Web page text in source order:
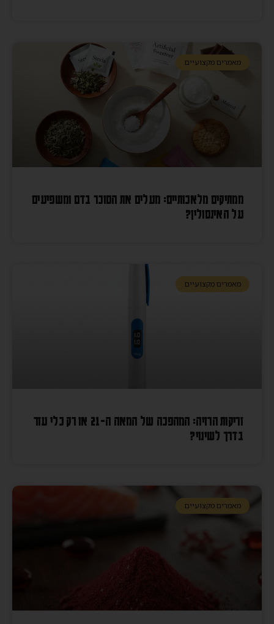
מאמרים מקצועיים
ממתיקים מלאכותיים: מעלים את הסוכר בדם ומשפיעים
על האינסולין?
מאמרים מקצועיים
זריקות הרזיה: המהפכה של המאה ה-21 או רק כלי עזר
בדרך לשינוי?
מאמרים מקצועיים